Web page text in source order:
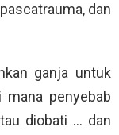
dan
ganja untuk
mana penyebab
diobati … dan